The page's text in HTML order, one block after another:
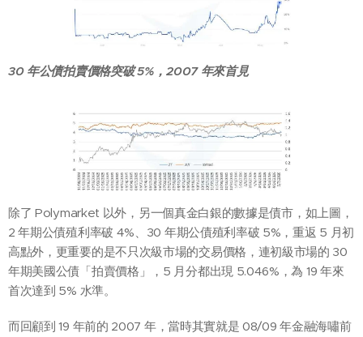
30年公債拍賣價格突破 5%，2007 年來首見
除了 Polymarket 以外，另一個真金白銀的數據是債市，如上圖，
2 年期公債殖利率破 4%、30 年期公債殖利率破 5%，重返 5 月初
高點外，更重要的是不只次級市場的交易價格，連初級市場的 30
年期美國公債「拍賣價格」，5 月分都出現 5.046%，為 19 年來
首次達到 5% 水準。
而回顧到 19 年前的 2007 年，當時其實就是 08/09 年金融海嘯前